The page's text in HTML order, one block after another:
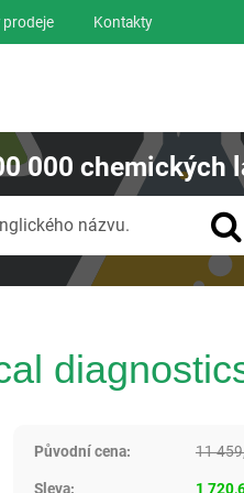
AppliChem
Původní cena: 11
Sleva: 1
prodeje Kontakty
000 chemických
názvu.